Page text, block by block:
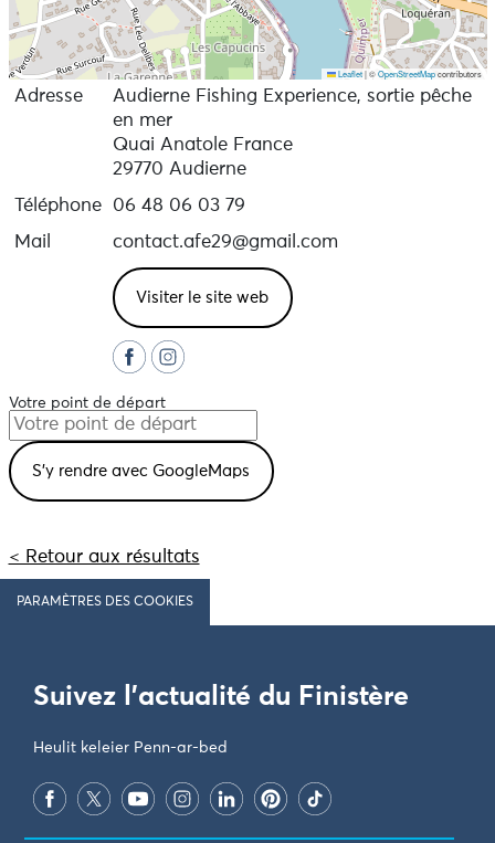
Leaflet |©OpenStreetMapcontributors
Adresse
Audierne Fishing Experience, sortie pêche
en mer
Quai Anatole France
29770 Audierne
Téléphone
06 48 06 03 79
Mail
contact.afe29@gmail.com
Visiter le site web
Votre point de départ
< Retour aux résultats
PARAMÈTRES DES COOKIES
Suivez l'actualité du Finistère
Heulit keleier Penn-ar-bed